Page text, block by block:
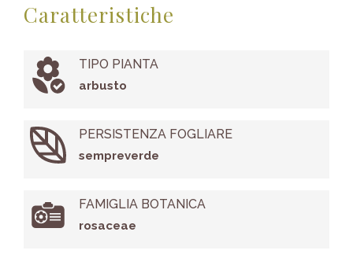
Caratteristiche
TIPO PIANTA
arbusto
PERSISTENZA FOGLIARE
sempreverde
FAMIGLIA BOTANICA
rosaceae